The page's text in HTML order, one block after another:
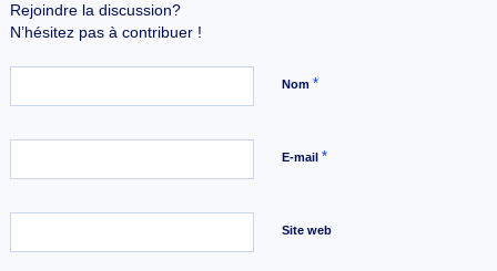
Rejoindre la discussion?
N’hésitez pas à contribuer !
Nom *
E-mail *
Site web